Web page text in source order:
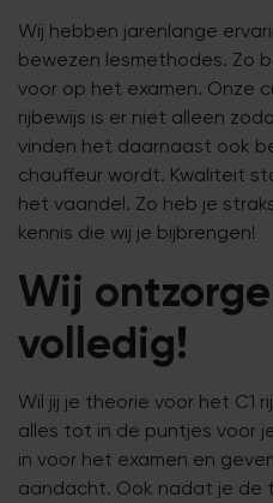
Wij hebben jarenlange
bewezen lesmethodes. Zo
voor op het examen. Onze
rijbewijs is er niet alleen
vinden het daarnaast ook
chauffeur wordt. Kwaliteit
het vaandel. Zo heb je
kennis die wij je bijbrengen!
Wij
volledig!
Wil jij je theorie voor het C1
alles tot in de puntjes voor
in voor het examen en
aandacht. Ook nadat je de